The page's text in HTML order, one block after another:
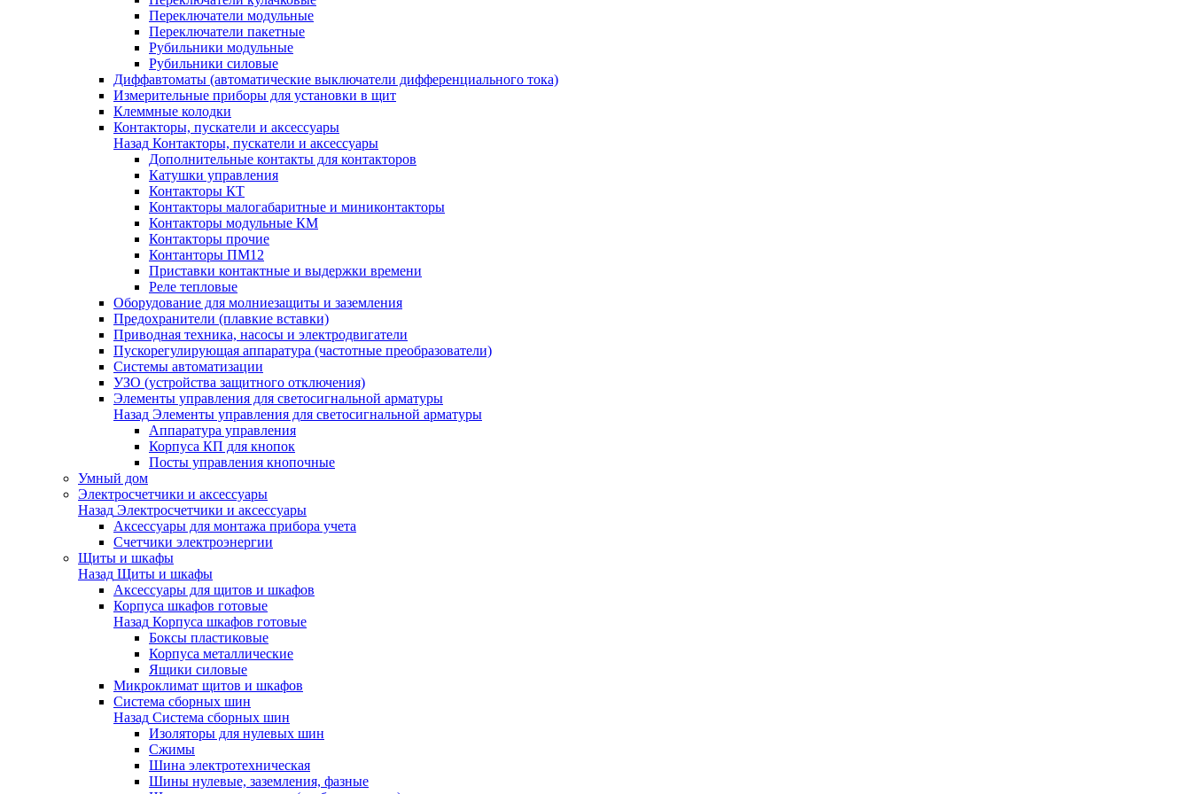
Переключатели модульные
Переключатели пакетные
Рубильники модульные
Рубильники силовые
Диффавтоматы (автоматические выключатели дифференциального тока)
Измерительные приборы для установки в щит
Клеммные колодки
Контакторы, пускатели и аксессуары
Назад Контакторы, пускатели и аксессуары
Дополнительные контакты для контакторов
Катушки управления
Контакторы КТ
Контакторы малогабаритные и миниконтакторы
Контакторы модульные КМ
Контакторы прочие
Контанторы ПМ12
Приставки контактные и выдержки времени
Реле тепловые
Оборудование для молниезащиты и заземления
Предохранители (плавкие вставки)
Приводная техника, насосы и электродвигатели
Пускорегулирующая аппаратура (частотные преобразователи)
Системы автоматизации
УЗО (устройства защитного отключения)
Элементы управления для светосигнальной арматуры
Назад Элементы управления для светосигнальной арматуры
Аппаратура управления
Корпуса КП для кнопок
Посты управления кнопочные
Умный дом
Электросчетчики и аксессуары
Назад Электросчетчики и аксессуары
Аксессуары для монтажа прибора учета
Счетчики электроэнергии
Щиты и шкафы
Назад Щиты и шкафы
Аксессуары для щитов и шкафов
Корпуса шкафов готовые
Назад Корпуса шкафов готовые
Боксы пластиковые
Корпуса металлические
Ящики силовые
Микроклимат щитов и шкафов
Система сборных шин
Назад Система сборных шин
Изоляторы для нулевых шин
Сжимы
Шина электротехническая
Шины нулевые, заземления, фазные